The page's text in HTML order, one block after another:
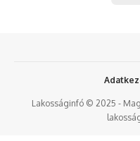
Lakosságinfó © 2025 -